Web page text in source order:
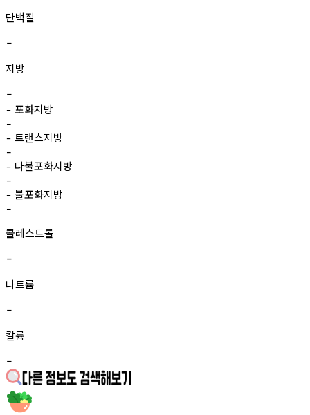
단백질
-
지방
-
- 포화지방
-
- 트랜스지방
-
- 다불포화지방
-
- 불포화지방
-
콜레스트롤
-
나트륨
-
칼륨
-